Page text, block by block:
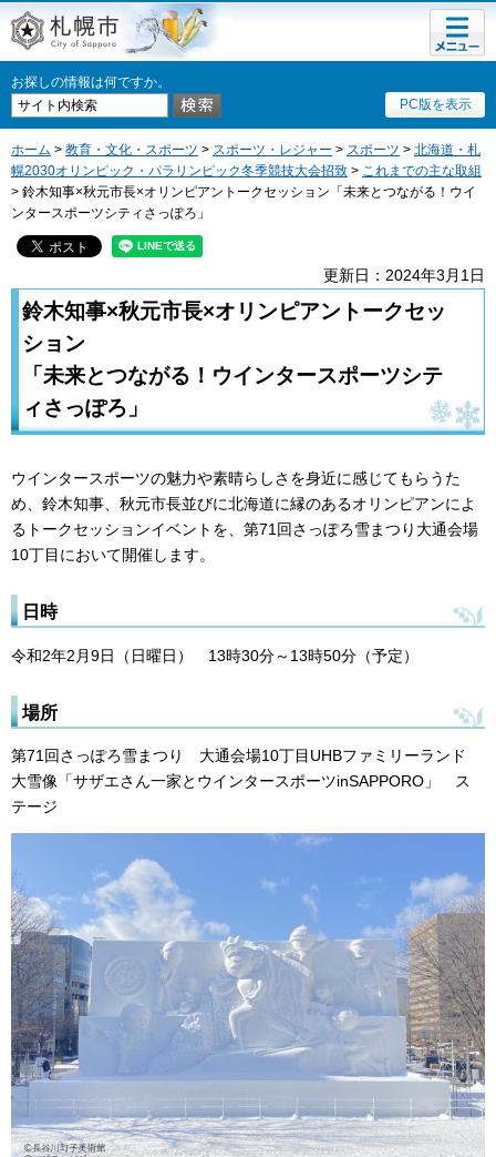
札幌市
お探しの情報は何ですか。
PC版を表示
メニュ
ー
ホーム > 教育・文化・スポーツ > スポーツ・レジャー > スポーツ > 北海道・札
幌2030オリンピック・パラリンピック冬季競技大会招致 > これまでの主な取組
> 鈴木知事×秋元市長×オリンピアントークセッション「未来とつながる！ウイ
ンタースポーツシティさっぽろ」
更新日：2024年3月1日
鈴木知事×秋元市長×オリンピアントークセッ
ション
「未来とつながる！ウインタースポーツシテ
ィさっぽろ」
ウインタースポーツの魅力や素晴らしさを身近に感じてもらうた
め、鈴木知事、秋元市長並びに北海道に縁のあるオリンピアンによ
るトークセッションイベントを、第71回さっぽろ雪まつり大通会場
10丁目において開催します。
日時
令和2年2月9日（日曜日） 13時30分～13時50分（予定）
場所
第71回さっぽろ雪まつり 大通会場10丁目UHBファミリーランド
大雪像「サザエさん一家とウインタースポーツinSAPPORO」 ス
テージ